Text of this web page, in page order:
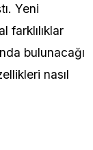
Yeni
farklılıklar
bulunacağı
nasıl